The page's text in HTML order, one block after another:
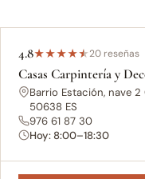
4.8★★★★★20 reseñas
Casas Carpintería y
Barrio Estación, nave 2
50638 ES
976 61 87 30
Hoy: 8:00–18:30